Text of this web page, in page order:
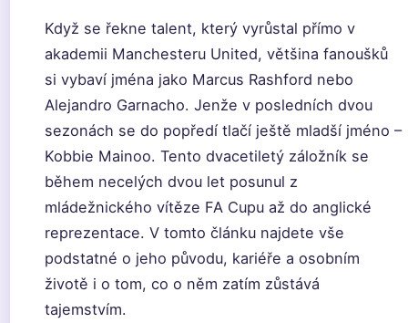
Když se řekne talent, který vyrůstal přímo v
akademii Manchesteru United, většina fanoušků
si vybaví jména jako Marcus Rashford nebo
Alejandro Garnacho. Jenže v posledních dvou
sezonách se do popředí tlačí ještě mladší jméno –
Kobbie Mainoo. Tento dvacetiletý záložník se
během necelých dvou let posunul z
mládežnického vítěze FA Cupu až do anglické
reprezentace. V tomto článku najdete vše
podstatné o jeho původu, kariéře a osobním
životě i o tom, co o něm zatím zůstává
tajemstvím.